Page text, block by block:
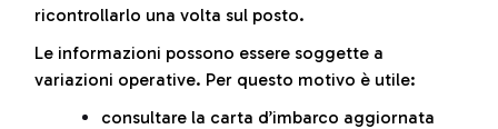
ricontrollarlo una volta sul posto.
Le informazioni possono essere soggette a
variazioni operative. Per questo motivo è utile:
consultare la carta d’imbarco aggiornata